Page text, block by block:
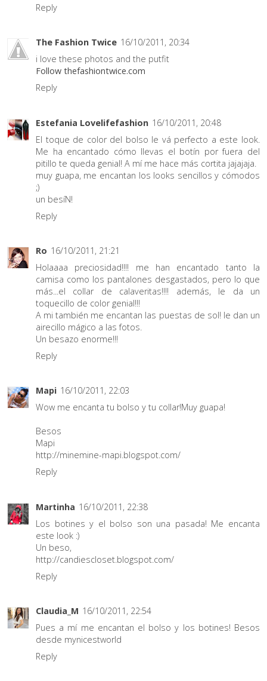
Reply
The Fashion Twice 16/10/2011, 20:34
i love these photos and the putfit
Follow thefashiontwice.com
Reply
Estefania Lovelifefashion 16/10/2011, 20:48
El toque de color del bolso le vá perfecto a este look.
Me ha encantado cómo llevas el botín por fuera del
pitillo te queda genial! A mí me hace más cortita jajajaja.
muy guapa, me encantan los looks sencillos y cómodos
;)
un besíN!
Reply
Ro 16/10/2011, 21:21
Holaaaa preciosidad!!!! me han encantado tanto la
camisa como los pantalones desgastados, pero lo que
más...el collar de calaveritas!!!! además, le da un
toquecillo de color genial!!!
A mi también me encantan las puestas de sol! le dan un
airecillo mágico a las fotos.
Un besazo enorme!!!
Reply
Mapi 16/10/2011, 22:03
Wow me encanta tu bolso y tu collar!Muy guapa!
Besos
Mapi
http://minemine-mapi.blogspot.com/
Reply
Martinha 16/10/2011, 22:38
Los botines y el bolso son una pasada! Me encanta
este look :)
Un beso,
http://candiescloset.blogspot.com/
Reply
Claudia_M 16/10/2011, 22:54
Pues a mí me encantan el bolso y los botines! Besos
desde mynicestworld
Reply